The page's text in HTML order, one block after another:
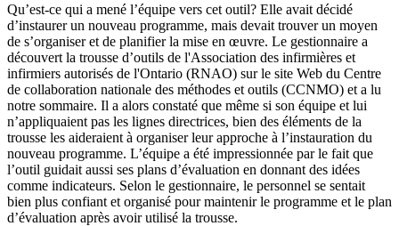
Qu’est-ce qui a mené l’équipe vers cet outil? Elle avait décidé
d’instaurer un nouveau programme, mais devait trouver un moyen
de s’organiser et de planifier la mise en œuvre. Le gestionnaire a
découvert la trousse d’outils de l'Association des infirmières et
infirmiers autorisés de l'Ontario (RNAO) sur le site Web du Centre
de collaboration nationale des méthodes et outils (CCNMO) et a lu
notre sommaire. Il a alors constaté que même si son équipe et lui
n’appliquaient pas les lignes directrices, bien des éléments de la
trousse les aideraient à organiser leur approche à l’instauration du
nouveau programme. L’équipe a été impressionnée par le fait que
l’outil guidait aussi ses plans d’évaluation en donnant des idées
comme indicateurs. Selon le gestionnaire, le personnel se sentait
bien plus confiant et organisé pour maintenir le programme et le plan
d’évaluation après avoir utilisé la trousse.